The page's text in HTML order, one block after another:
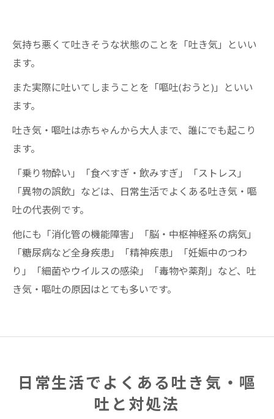
気持ち悪くて吐きそうな状態のことを「吐き気」といい
ます。
また実際に吐いてしまうことを「嘔吐(おうと)」といい
ます。
吐き気・嘔吐は赤ちゃんから大人まで、誰にでも起こり
ます。
「乗り物酔い」「食べすぎ・飲みすぎ」「ストレス」
「異物の誤飲」などは、日常生活でよくある吐き気・嘔
吐の代表例です。
他にも「消化管の機能障害」「脳・中枢神経系の病気」
「糖尿病など全身疾患」「精神疾患」「妊娠中のつわ
り」「細菌やウイルスの感染」「毒物や薬剤」など、吐
き気・嘔吐の原因はとても多いです。
日常生活でよくある吐き気・嘔
吐と対処法